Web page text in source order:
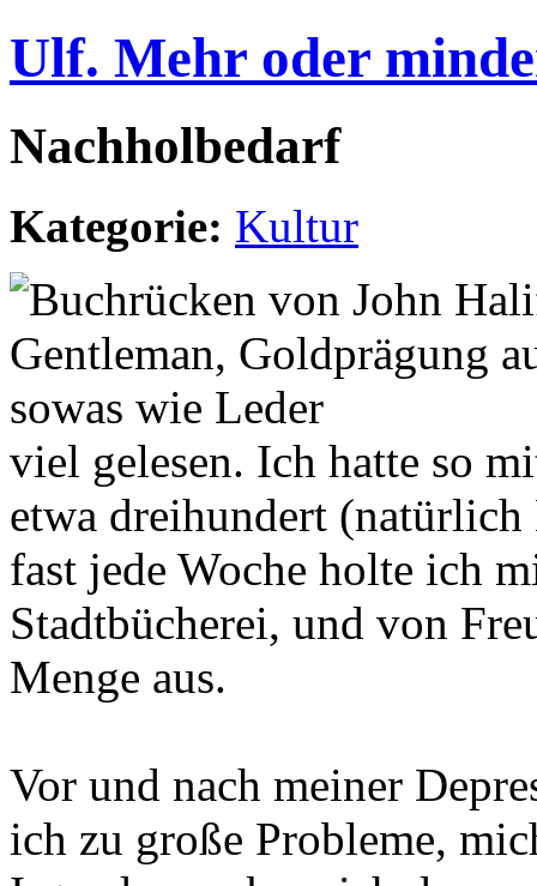
Ulf. Mehr oder
Nachholbedarf
Kategorie: Kultur
viel gelesen. Ich hatte so
etwa dreihundert
fast jede Woche holte ich
Stadtbücherei, und von
Menge aus.
Vor und nach meiner
ich zu große Probleme,